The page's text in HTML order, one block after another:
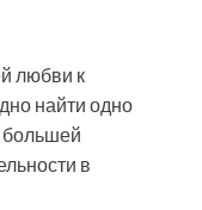
любви к
найти одно
большей
в